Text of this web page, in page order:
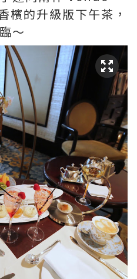
的升級版下午茶，
～